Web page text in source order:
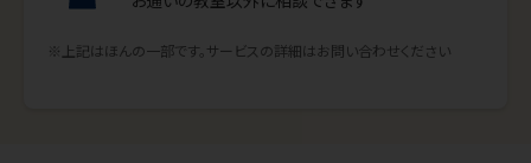
※上記はほんの一部です。サービスの詳細はお問い合わせください